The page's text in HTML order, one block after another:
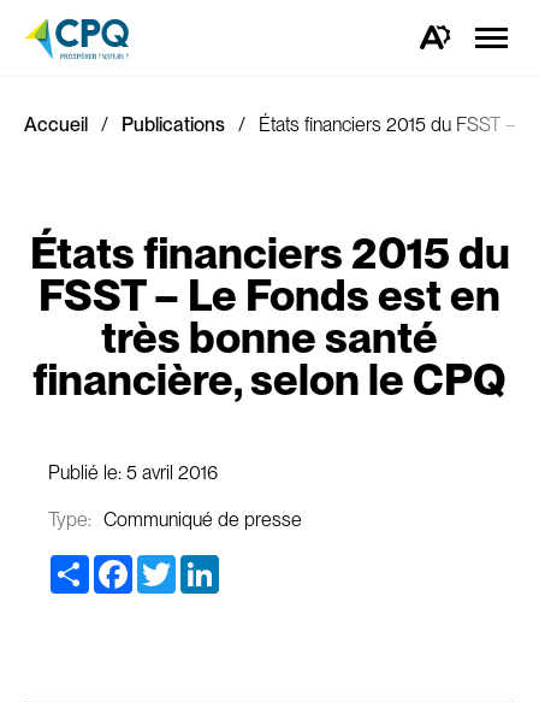
Ouvrez
d'accessibilité.
la
Accueil Publications États financiers 2015 du FSST –
États financiers 2015 du
FSST – Le Fonds est en
très bonne santé
financière, selon le CPQ
Publié le: 5 avril 2016
Type: Communiqué de presse
Share Facebook
Twitter